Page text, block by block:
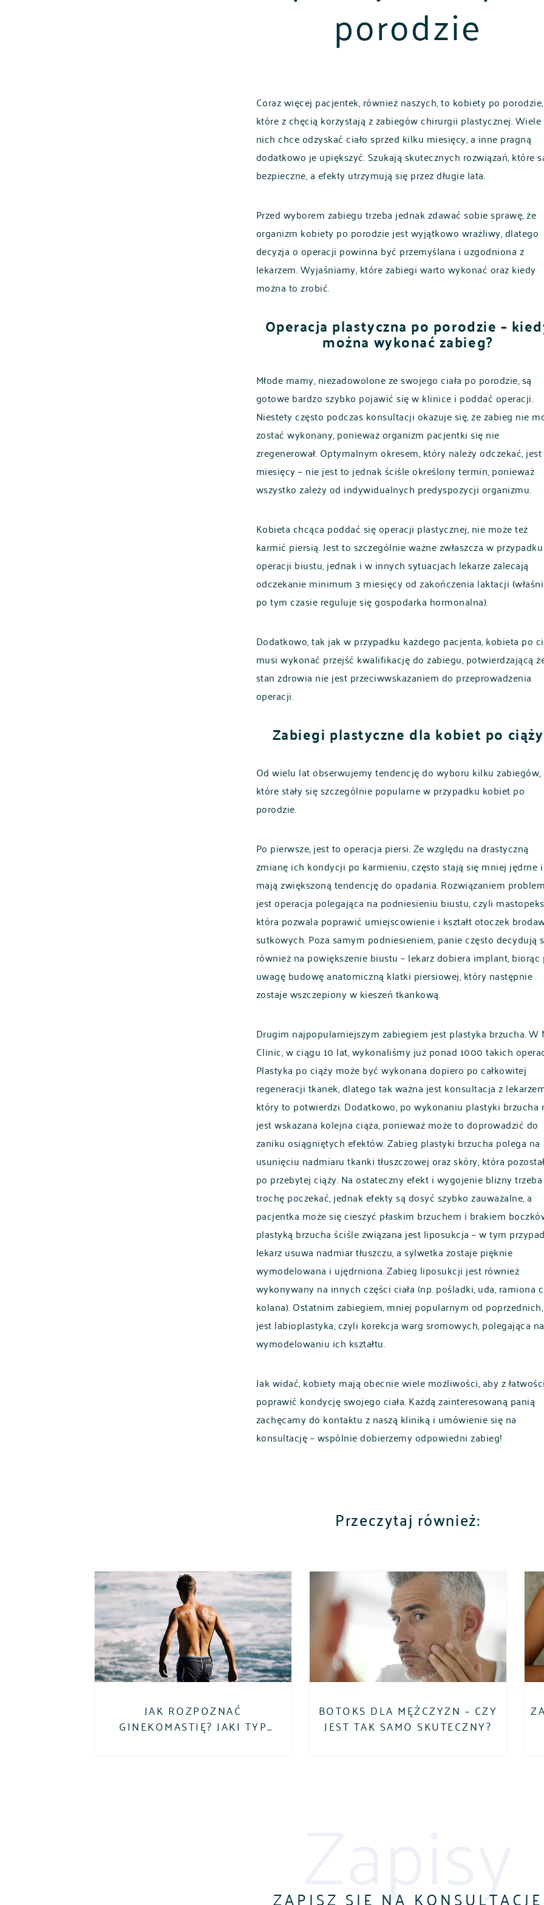
porodzie
Coraz więcej pacjentek, również naszych, to kobiety po porodzie,
które z chęcią korzystają z zabiegów chirurgii plastycznej. Wiele
nich chce odzyskać ciało sprzed kilku miesięcy, a inne pragną
dodatkowo je upiększyć. Szukają skutecznych rozwiązań, które
bezpieczne, a efekty utrzymują się przez długie lata.
Przed wyborem zabiegu trzeba jednak zdawać sobie sprawę, że
organizm kobiety po porodzie jest wyjątkowo wrażliwy, dlatego
decyzja o operacji powinna być przemyślana i uzgodniona z
lekarzem. Wyjaśniamy, które zabiegi warto wykonać oraz kiedy
można to zrobić.
Operacja plastyczna po porodzie –
można wykonać zabieg?
Młode mamy, niezadowolone ze swojego ciała po porodzie, są
gotowe bardzo szybko pojawić się w klinice i poddać operacji.
Niestety często podczas konsultacji okazuje się, że zabieg nie
zostać wykonany, ponieważ organizm pacjentki się nie
zregenerował. Optymalnym okresem, który należy odczekać,
miesięcy – nie jest to jednak ściśle określony termin, ponieważ
wszystko zależy od indywidualnych predyspozycji organizmu.
Kobieta chcąca poddać się operacji plastycznej, nie może też
karmić piersią. Jest to szczególnie ważne zwłaszcza w przypadku
operacji biustu, jednak i w innych sytuacjach lekarze zalecają
odczekanie minimum 3 miesięcy od zakończenia laktacji
po tym czasie reguluje się gospodarka hormonalna).
Dodatkowo, tak jak w przypadku każdego pacjenta, kobieta po
musi wykonać przejść kwalifikację do zabiegu, potwierdzającą
stan zdrowia nie jest przeciwwskazaniem do przeprowadzenia
operacji.
Zabiegi plastyczne dla kobiet po ciąży
Od wielu lat obserwujemy tendencję do wyboru kilku zabiegów,
które stały się szczególnie popularne w przypadku kobiet po
porodzie.
Po pierwsze, jest to operacja piersi. Ze względu na drastyczną
zmianę ich kondycji po karmieniu, często stają się mniej jędrne i
mają zwiększoną tendencję do opadania. Rozwiązaniem
jest operacja polegająca na podniesieniu biustu, czyli
która pozwala poprawić umiejscowienie i kształt otoczek
sutkowych. Poza samym podniesieniem, panie często decydują
również na powiększenie biustu – lekarz dobiera implant, biorąc
uwagę budowę anatomiczną klatki piersiowej, który następnie
zostaje wszczepiony w kieszeń tkankową.
Drugim najpopularniejszym zabiegiem jest plastyka brzucha. W
Clinic, w ciągu 10 lat, wykonaliśmy już ponad 1000 takich
Plastyka po ciąży może być wykonana dopiero po całkowitej
regeneracji tkanek, dlatego tak ważna jest konsultacja z
który to potwierdzi. Dodatkowo, po wykonaniu plastyki brzucha
jest wskazana kolejna ciąża, ponieważ może to doprowadzić do
zaniku osiągniętych efektów. Zabieg plastyki brzucha polega na
usunięciu nadmiaru tkanki tłuszczowej oraz skóry, która
po przebytej ciąży. Na ostateczny efekt i wygojenie blizny trzeba
trochę poczekać, jednak efekty są dosyć szybko zauważalne, a
pacjentka może się cieszyć płaskim brzuchem i brakiem
plastyką brzucha ściśle związana jest liposukcja – w tym
lekarz usuwa nadmiar tłuszczu, a sylwetka zostaje pięknie
wymodelowana i ujędrniona. Zabieg liposukcji jest również
wykonywany na innych części ciała (np. pośladki, uda, ramiona
kolana). Ostatnim zabiegiem, mniej popularnym od poprzednich,
jest labioplastyka, czyli korekcja warg sromowych, polegająca na
wymodelowaniu ich kształtu.
Jak widać, kobiety mają obecnie wiele możliwości, aby z
poprawić kondycję swojego ciała. Każdą zainteresowaną panią
zachęcamy do kontaktu z naszą kliniką i umówienie się na
konsultację – wspólnie dobierzemy odpowiedni zabieg!
Przeczytaj również:
JAK ROZPOZNAĆ
GINEKOMASTIĘ? JAKI TYP
BOTOKS DLA MĘŻCZYZN – CZY
JEST TAK SAMO SKUTECZNY?
ZAPISZ SIĘ NA KONSULTACJĘ